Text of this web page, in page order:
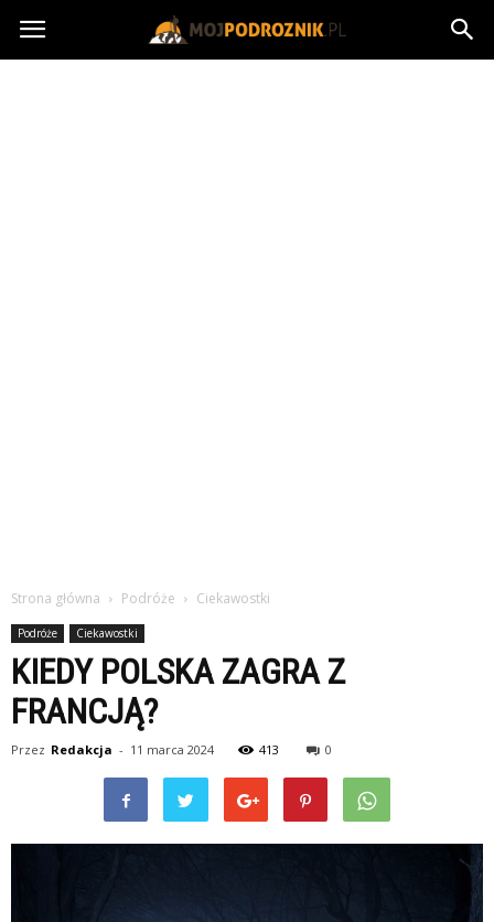
MojPodroznik.pl
Strona główna Podróże Ciekawostki
Podróże Ciekawostki
KIEDY POLSKA ZAGRA Z
FRANCJĄ?
Przez Redakcja - 11 marca 2024 413 0